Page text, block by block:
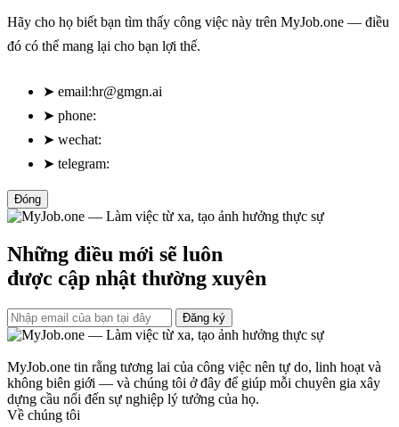
Hãy cho họ biết bạn tìm thấy công việc này trên MyJob.one — điều
đó có thể mang lại cho bạn lợi thế.
➤ email:hr@gmgn.ai
➤ phone:
➤ wechat:
➤ telegram:
Đóng
Những điều mới sẽ luôn
được cập nhật thường xuyên
Đăng ký
MyJob.one tin rằng tương lai của công việc nên tự do, linh hoạt và
không biên giới — và chúng tôi ở đây để giúp mỗi chuyên gia xây
dựng cầu nối đến sự nghiệp lý tưởng của họ.
Về chúng tôi